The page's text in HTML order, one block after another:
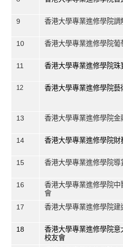
9 香港大學專業進修學院調
10 香港大學專業進修學院葡
11 香港大學專業進修學院珠
12 香港大學專業進修學院藝
13 香港大學專業進修學院金
14 香港大學專業進修學院財
15 香港大學專業進修學院導
16
香港大學專業進修學院中
會
17
香港大學專業進修學院建
18
香港大學專業進修學院意
校友會